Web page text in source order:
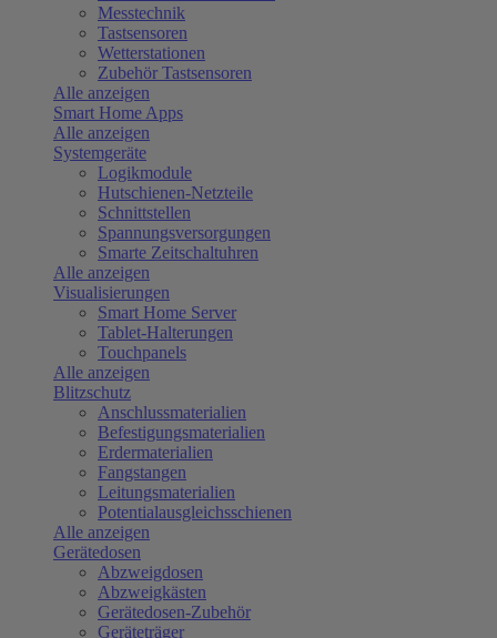
Messtechnik
Tastsensoren
Wetterstationen
Zubehör Tastsensoren
Alle anzeigen
Smart Home Apps
Alle anzeigen
Systemgeräte
Logikmodule
Hutschienen-Netzteile
Schnittstellen
Spannungsversorgungen
Smarte Zeitschaltuhren
Alle anzeigen
Visualisierungen
Smart Home Server
Tablet-Halterungen
Touchpanels
Alle anzeigen
Blitzschutz
Anschlussmaterialien
Befestigungsmaterialien
Erdermaterialien
Fangstangen
Leitungsmaterialien
Potentialausgleichsschienen
Alle anzeigen
Gerätedosen
Abzweigdosen
Abzweigkästen
Gerätedosen-Zubehör
Geräteträger